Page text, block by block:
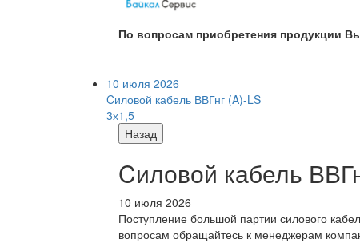
По вопросам приобретения продукции
10 июля 2026
Cиловой кабель ВВГнг (A)-LS
3х1,5
Назад
Cиловой кабель
10 июля 2026
Поступление большой партии силового
вопросам обращайтесь к менеджерам